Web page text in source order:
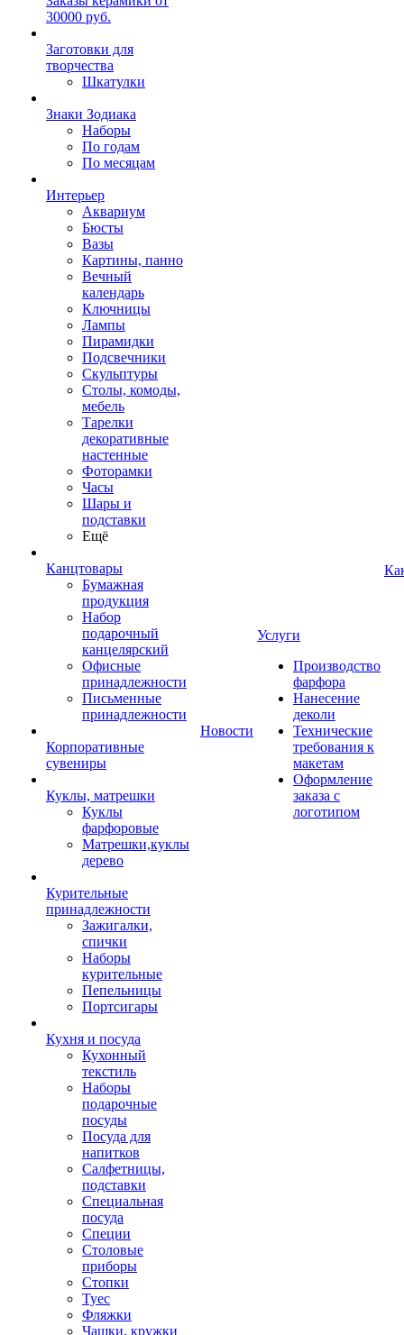
30000 руб.
Заготовки для
творчества
Шкатулки
Знаки Зодиака
Наборы
По годам
По месяцам
Интерьер
Аквариум
Бюсты
Вазы
Картины, панно
Вечный
календарь
Ключницы
Лампы
Пирамидки
Подсвечники
Скульптуры
Столы, комоды,
мебель
Тарелки
декоративные
настенные
Фоторамки
Часы
Шары и
подставки
Ещё
Канцтовары
Бумажная
продукция
Набор
подарочный
канцелярский
Офисные
принадлежности
Письменные
принадлежности
Корпоративные
сувениры
Куклы, матрешки
Куклы
фарфоровые
Матрешки,куклы
дерево
Курительные
принадлежности
Зажигалки,
спички
Наборы
курительные
Пепельницы
Портсигары
Кухня и посуда
Кухонный
текстиль
Наборы
подарочные
посуды
Посуда для
напитков
Салфетницы,
подставки
Специальная
посуда
Специи
Столовые
приборы
Стопки
Туес
Фляжки
Чашки, кружки
Новости
Услуги
Производство
фарфора
Нанесение
деколи
Технические
требования к
макетам
Оформление
заказа с
логотипом